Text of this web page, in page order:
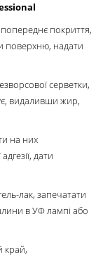
попереднє покриття,
поверхню, надати
серветки,
видаливши жир,
на них
дати
лак, запечатати
в УФ лампі або
край,